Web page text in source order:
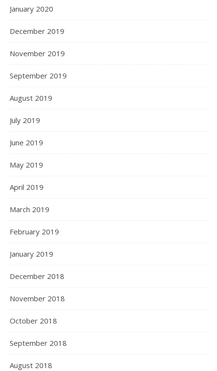
January 2020
December 2019
November 2019
September 2019
August 2019
July 2019
June 2019
May 2019
April 2019
March 2019
February 2019
January 2019
December 2018
November 2018
October 2018
September 2018
August 2018